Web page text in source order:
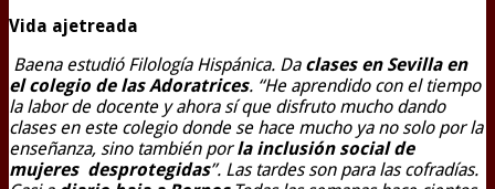
Vida ajetreada
Baena estudió Filología Hispánica. Da clases en Sevilla en
el colegio de las Adoratrices. “He aprendido con el tiempo
la labor de docente y ahora sí que disfruto mucho dando
clases en este colegio donde se hace mucho ya no solo por la
enseñanza, sino también porla inclusión social de
mujeres desprotegidas”. Las tardes son para las cofradías.